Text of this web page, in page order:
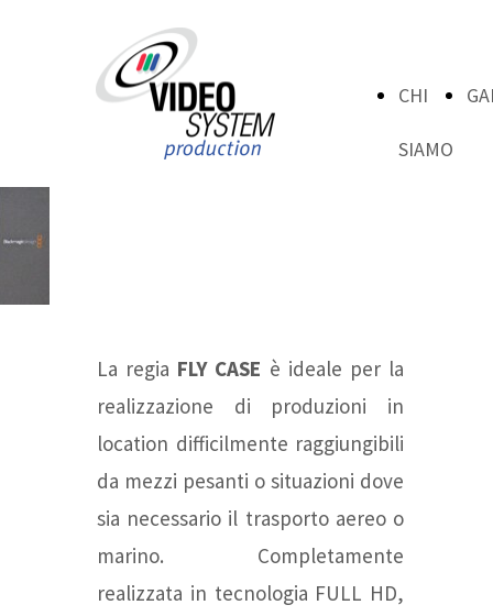
CHI
SIAMO
La regia FLY CASE è ideale per la
realizzazione di produzioni in
location difficilmente raggiungibili
da mezzi pesanti o situazioni dove
sia necessario il trasporto aereo o
marino. Completamente
realizzata in tecnologia FULL HD,